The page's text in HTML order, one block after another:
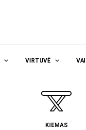
VIRTUVĖ
KIEMAS